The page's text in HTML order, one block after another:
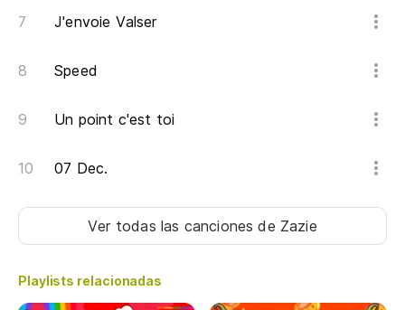
J'envoie Valser
Speed
Un point c'est toi
07 Dec.
Ver todas las cancionesde Zazie
Playlists relacionadas